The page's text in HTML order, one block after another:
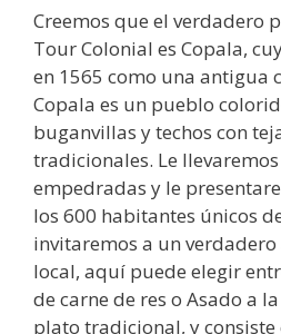
Creemos que el verdadero
Tour Colonial es Copala,
en 1565 como una antigua
Copala es un pueblo
buganvillas y techos con
tradicionales. Le
empedradas y le
los 600 habitantes únicos
invitaremos a un
local, aquí puede elegir
de carne de res o Asado a
plato tradicional, y consiste